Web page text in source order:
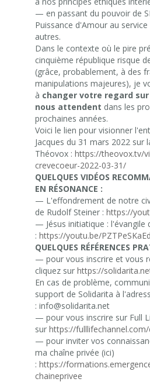
— en passant du pouvoir de
Puissance d'Amour au
autres.
Dans le contexte où le pire
cinquième république risque
(grâce, probablement, à des
manipulations majeures), je
à changer votre regard
nous attendent dans les
prochaines années.
Voici le lien pour visionner
Jacques du 31 mars 2022 sur
Théovox : https://theovox.tv/
crevecoeur-2022-03-31/
QUELQUES VIDÉOS
EN RÉSONANCE :
— L'effondrement de notre
de Rudolf Steiner : https://
— Jésus initiatique : l'évangile
: https://youtu.be/
QUELQUES RÉFÉRENCES
— pour vous inscrire et vous
cliquez sur https://
En cas de problème,
support de Solidarita à
: info@solidarita.net
— pour vous inscrire sur Full
sur https://fulllifechannel.com/
— pour inviter vos
ma chaîne privée (ici)
: https://
chaineprivee